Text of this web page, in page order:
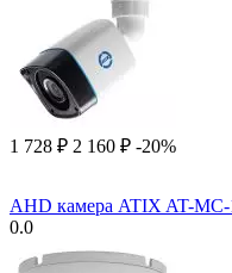
1 728 ₽ 2 160 ₽ -20%
AHD камера ATIX AT-
0.0